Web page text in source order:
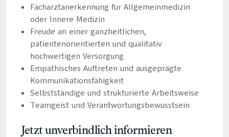
Facharztanerkennung für Allgemeinmedizin
oder Innere Medizin
Freude an einer ganzheitlichen,
patientenorientierten und qualitativ
hochwertigen Versorgung
Empathisches Auftreten und ausgeprägte
Kommunikationsfähigkeit
Selbstständige und strukturierte Arbeitsweise
Teamgeist und Verantwortungsbewusstsein
Jetzt unverbindlich informieren